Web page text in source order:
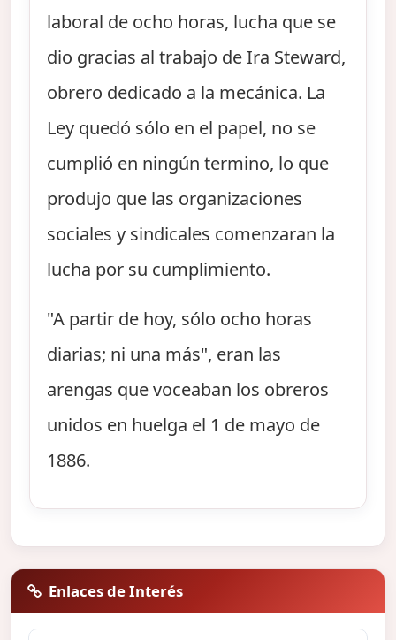
laboral de ocho horas, lucha que se
dio gracias al trabajo de Ira Steward,
obrero dedicado a la mecánica. La
Ley quedó sólo en el papel, no se
cumplió en ningún termino, lo que
produjo que las organizaciones
sociales y sindicales comenzaran la
lucha por su cumplimiento.
"A partir de hoy, sólo ocho horas
diarias; ni una más", eran las
arengas que voceaban los obreros
unidos en huelga el 1 de mayo de
1886.
Enlaces de Interés